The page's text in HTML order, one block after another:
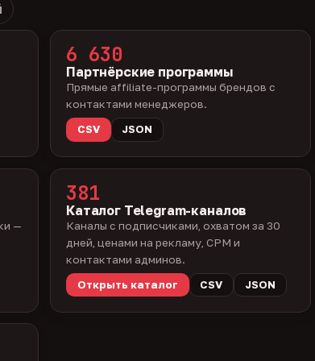
6 630
Партнёрские программы
Прямые affiliate-программы брендов с
контактами менеджеров.
CSV
JSON
—
381
Каталог Telegram-каналов
Каналы с подписчиками, охватом за 30
дней, ценами на рекламу, CPM и
контактами админов.
Открыть каталог
CSV JSON